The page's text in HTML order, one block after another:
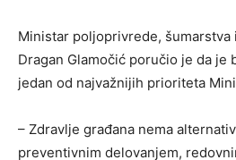
Ministar poljoprivrede,
Dragan Glamočić poručio je da je
jedan od najvažnijih prioriteta
– Zdravlje građana nema
preventivnim delovanjem,